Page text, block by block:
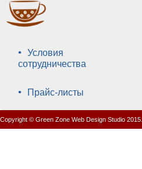
•
Условия
сотрудничества
• Прайс-листы
Copyright © Green Zone Web Design Studio 2015.